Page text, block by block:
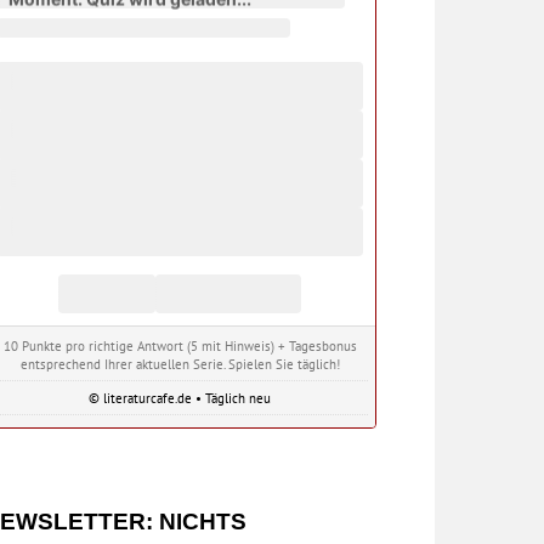
10 Punkte pro richtige Antwort (5 mit Hinweis) + Tagesbonus
entsprechend Ihrer aktuellen Serie. Spielen Sie täglich!
© literaturcafe.de • Täglich neu
NICHTS